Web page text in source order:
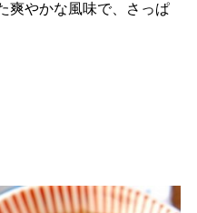
爽やかな風味で、さっぱ